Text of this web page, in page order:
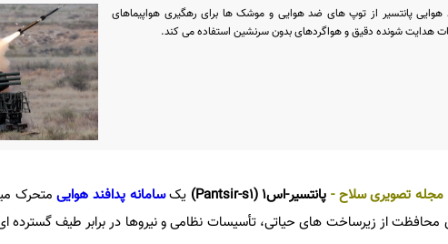
هوایی پانتسیر از توپ های ضد هوایی و موشک ها برای رهگیری هواپیماهای
هدایت شونده دقیق و هواگردهای بدون سرنشین استفاده می کند.
مجله تصویری سلاح- پانتسیر-اس1 ( Pantsir-s1
) یکسامانه پدافند هواییمتحرک
محافظت از زیرساخت های حیاتی، تأسیسات نظامی و نیروها در برابر طیف گسترده